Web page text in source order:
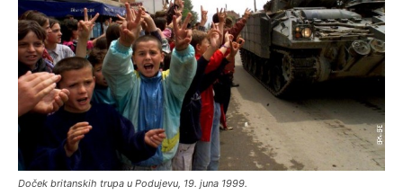
Doček britanskih trupa u Podujevu, 19. juna 1999.